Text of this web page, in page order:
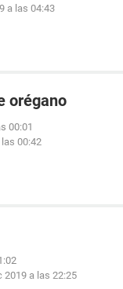
a las 04:43
orégano
00:01
00:42
2019 a las 22:25